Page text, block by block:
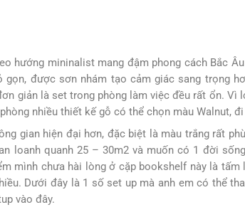
hướng mininalist mang đậm phong cách Bắc
gọn, được sơn nhám tạo cảm giác sang trọng
giản là set trong phòng làm việc đều rất ổn. Vì
nhiều thiết kế gỗ có thể chọn màu Walnut,
gian hiện đại hơn, đặc biệt là màu trắng rất
loanh quanh 25 – 30m2 và muốn có 1 đời
mình chưa hài lòng ở cặp bookshelf này là
Dưới đây là 1 số set up mà anh em có thể
vào đây.